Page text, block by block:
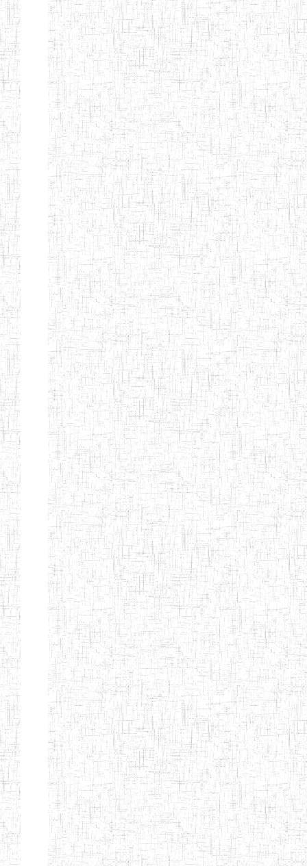
Arrondissement
Denomination Création Type Nature
Afficher Page 13 sur 13 Total: 307
Début Préc. 4 5 6 7 8
9
13
Suivant Fin
GTTC
BANGEM
08/12/1997 ENIEG Public
GTTC
FONTEM
25/09/2000 ENIEG Public
GTTC
MAMFE
03/11/1983 ENIEG Public
GBTTC
KUMBA
25/08/1978 ENIEG Public
GTTTC
KUMBA
13/08/2013 ENIET Public
GTTC AKWA-
BAKASSI
27/08/2013 ENIEG Public
GTTC
MUNDEMBA
01/08/1997 ENIEG Public
Etablissements
d'enseignement
secondaire
technique
et
professionnel